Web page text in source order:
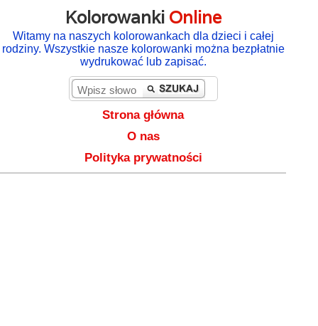
Kolorowanki Online
Witamy na naszych kolorowankach dla dzieci i całej
rodziny. Wszystkie nasze kolorowanki można bezpłatnie
wydrukować lub zapisać.
Strona główna
O nas
Polityka prywatności